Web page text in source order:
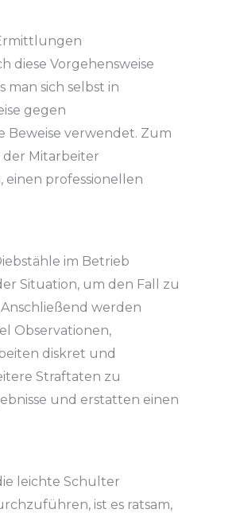
diese Vorgehensweise
man sich selbst in
gegen
verwendet. Zum
der Mitarbeiter
einen professionellen
im Betrieb
Situation, um den Fall zu
werden
Observationen,
diskret und
Straftaten zu
und erstatten einen
leichte Schulter
ist es ratsam,